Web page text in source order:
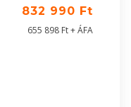
832 990 Ft
655 898 Ft + ÁFA